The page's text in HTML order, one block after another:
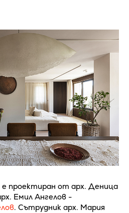
проектиран от арх. Деница
Емил Ангелов -
. Сътрудник арх. Мария